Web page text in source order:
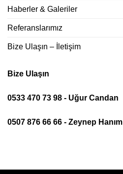
Haberler & Galeriler
Referanslarımız
Bize Ulaşın – İletişim
Bize Ulaşın
0533 470 73 98 - Uğur Candan
0507 876 66 66 - Zeynep Hanım